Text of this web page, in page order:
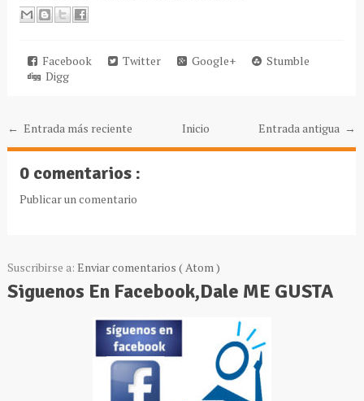
Facebook Twitter Google+
Stumble
Digg
← Entrada más reciente Entrada antigua →
Inicio
0 comentarios :
Publicar un comentario
Suscribirse a: Enviar comentarios ( Atom )
Siguenos En Facebook,Dale ME GUSTA